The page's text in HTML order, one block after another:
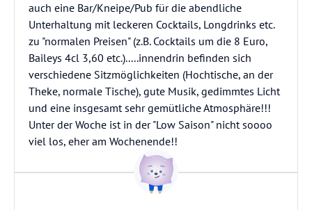
auch eine Bar/Kneipe/Pub für die abendliche
Unterhaltung mit leckeren Cocktails, Longdrinks etc.
zu "normalen Preisen" (z.B. Cocktails um die 8 Euro,
Baileys 4cl 3,60 etc.).....innendrin befinden sich
verschiedene Sitzmöglichkeiten (Hochtische, an der
Theke, normale Tische), gute Musik, gedimmtes Licht
und eine insgesamt sehr gemütliche Atmosphäre!!!
Unter der Woche ist in der "Low Saison" nicht soooo
viel los, eher am Wochenende!!